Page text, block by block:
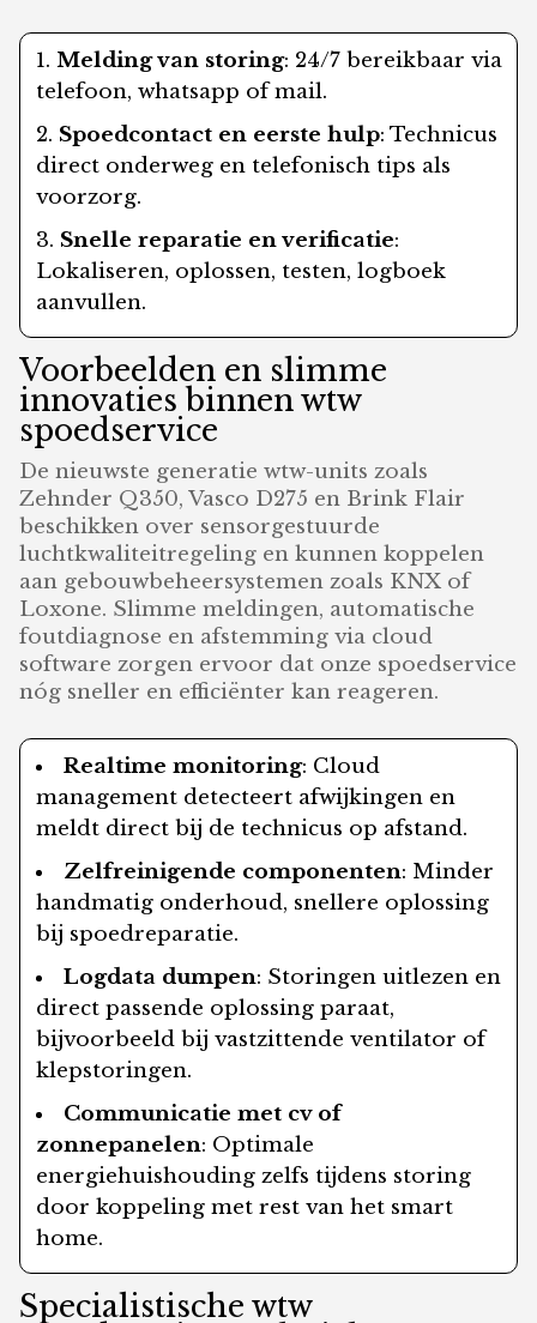
Melding van storing: 24/7 bereikbaar via
telefoon, whatsapp of mail.
Spoedcontact en eerste hulp: Technicus
direct onderweg en telefonisch tips als
voorzorg.
Snelle reparatie en verificatie:
Lokaliseren, oplossen, testen, logboek
aanvullen.
Voorbeelden en slimme
innovaties binnen wtw
spoedservice
De nieuwste generatie wtw-units zoals
Zehnder Q350, Vasco D275 en Brink Flair
beschikken over sensorgestuurde
luchtkwaliteitregeling en kunnen koppelen
aan gebouwbeheersystemen zoals KNX of
Loxone. Slimme meldingen, automatische
foutdiagnose en afstemming via cloud
software zorgen ervoor dat onze spoedservice
nóg sneller en efficiënter kan reageren.
Realtime monitoring: Cloud
management detecteert afwijkingen en
meldt direct bij de technicus op afstand.
Zelfreinigende componenten: Minder
handmatig onderhoud, snellere oplossing
bij spoedreparatie.
Logdata dumpen: Storingen uitlezen en
direct passende oplossing paraat,
bijvoorbeeld bij vastzittende ventilator of
klepstoringen.
Communicatie met cv of
zonnepanelen: Optimale
energiehuishouding zelfs tijdens storing
door koppeling met rest van het smart
home.
Specialistische wtw